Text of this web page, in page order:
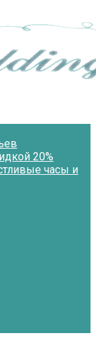
20%
часы и